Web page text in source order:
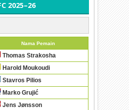
2025–26
Nama Pemain
Thomas Strakosha
Harold Moukoudi
Stavros Pilios
Marko Grujić
Jens Jønsson